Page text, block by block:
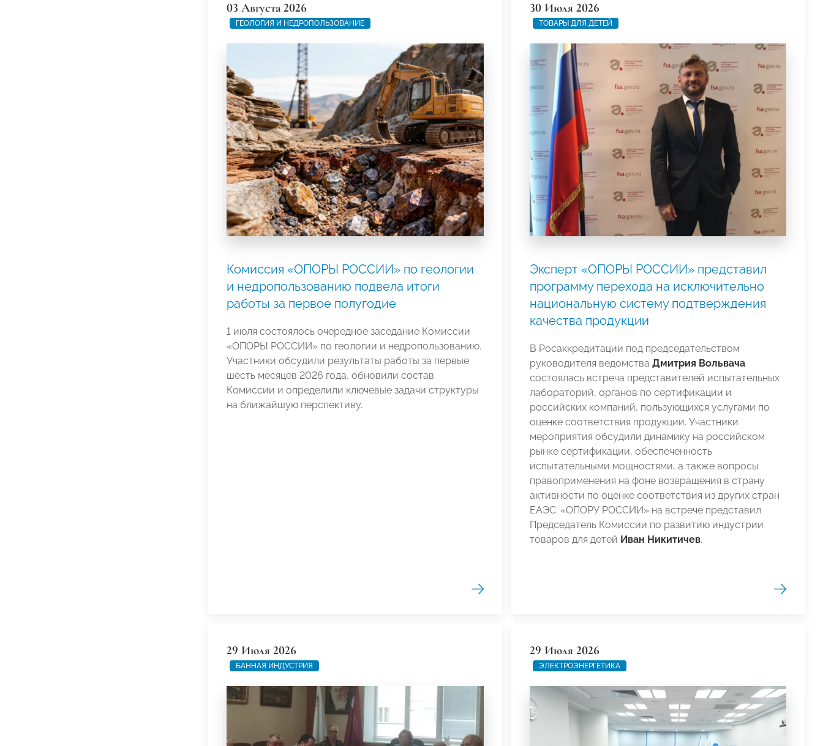
03 Августа 2026
ГЕОЛОГИЯ И НЕДРОПОЛЬЗОВАНИЕ
Комиссия «ОПОРЫ РОССИИ» по геологии
и недропользованию подвела итоги
работы за первое полугодие
1 июля состоялось очередное заседание Комиссии
«ОПОРЫ РОССИИ» по геологии и недропользованию.
Участники обсудили результаты работы за первые
шесть месяцев 2026 года, обновили состав
Комиссии и определили ключевые задачи структуры
на ближайшую перспективу.
30 Июля 2026
ТОВАРЫ ДЛЯ ДЕТЕЙ
Эксперт «ОПОРЫ РОССИИ» представил
программу перехода на исключительно
национальную систему подтверждения
качества продукции
В Росаккредитации под председательством
руководителя ведомства Дмитрия Вольвача
состоялась встреча представителей испытательных
лабораторий, органов по сертификации и
российских компаний, пользующихся услугами по
оценке соответствия продукции. Участники
мероприятия обсудили динамику на российском
рынке сертификации, обеспеченность
испытательными мощностями, а также вопросы
правоприменения на фоне возвращения в страну
активности по оценке соответствия из других стран
ЕАЭС. «ОПОРУ РОССИИ» на встрече представил
Председатель Комиссии по развитию индустрии
товаров для детей Иван Никитичев.
29 Июля 2026
БАННАЯ ИНДУСТРИЯ
29 Июля 2026
ЭЛЕКТРОЭНЕРГЕТИКА